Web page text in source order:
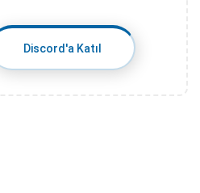
Discord'a Katıl